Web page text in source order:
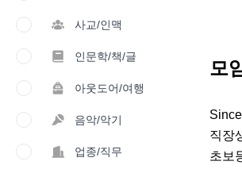
사교/인맥
인문학/책/글
아웃도어/여행
음악/악기
업종/직무
모
직장
초보